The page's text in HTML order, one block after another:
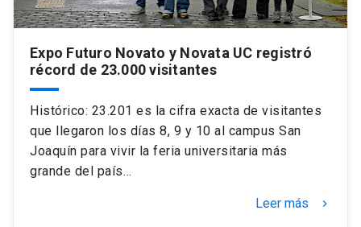
Expo Futuro Novato y Novata UC registró
récord de 23.000 visitantes
Histórico: 23.201 es la cifra exacta de visitantes
que llegaron los días 8, 9 y 10 al campus San
Joaquín para vivir la feria universitaria más
grande del país…
Leer más keyboard_arrow_right